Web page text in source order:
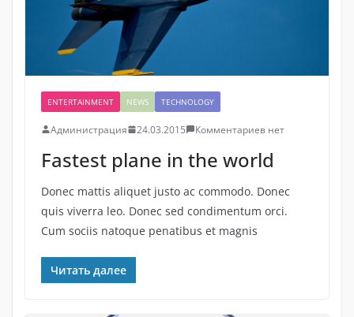
ENTERTAINMENT NEWS TECHNOLOGY
Администрация 24.03.2015 Комментариев нет
Fastest plane in the world
Donec mattis aliquet justo ac commodo. Donec
quis viverra leo. Donec sed condimentum orci.
Cum sociis natoque penatibus et magnis
Читать далее